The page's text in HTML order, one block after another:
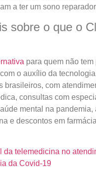
a ter um sono
sobre o que o
para quem não
o auxílio da
brasileiros, com
consultas com
mental na pandemia,
e descontos em
da telemedicina no
da Covid-19